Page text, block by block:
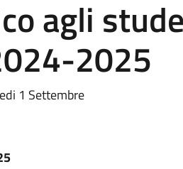
agli
2025
1 Settembre